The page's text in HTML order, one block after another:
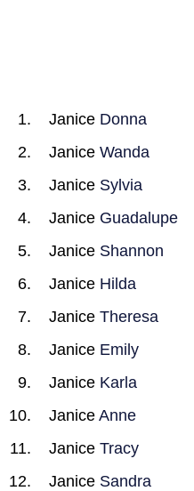
Janice Donna
Janice Wanda
Janice Sylvia
Janice Guadalupe
Janice Shannon
Janice Hilda
Janice Theresa
Janice Emily
Janice Karla
Janice Anne
Janice Tracy
Janice Sandra